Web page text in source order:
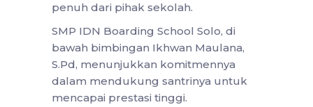
penuh dari pihak sekolah.
SMP IDN Boarding School Solo, di
bawah bimbingan Ikhwan Maulana,
S.Pd, menunjukkan komitmennya
dalam mendukung santrinya untuk
mencapai prestasi tinggi.